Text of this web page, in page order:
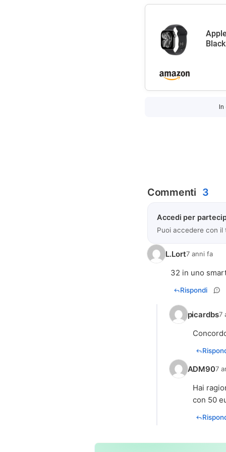
In
Commenti 3
Accedi per
Puoi accedere con
L.Lort7 anni fa
32 in uno
Rispondi
picardbs7
ADM907
Hai
con 50